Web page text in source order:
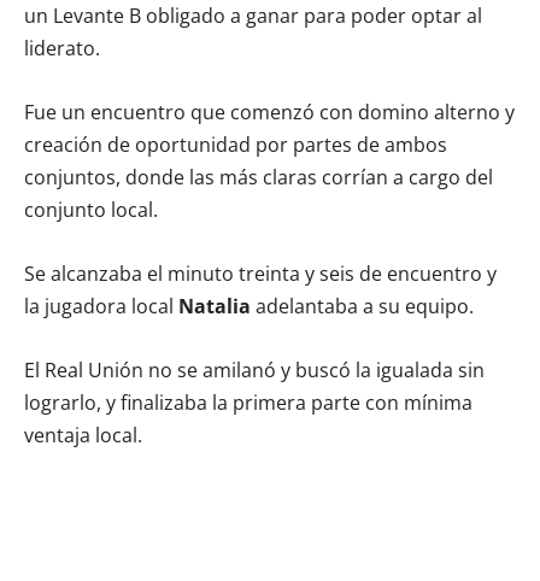
un Levante B obligado a ganar para poder optar al
liderato.
Fue un encuentro que comenzó con domino alterno y
creación de oportunidad por partes de ambos
conjuntos, donde las más claras corrían a cargo del
conjunto local.
Se alcanzaba el minuto treinta y seis de encuentro y
la jugadora local Natalia adelantaba a su equipo.
El Real Unión no se amilanó y buscó la igualada sin
lograrlo, y finalizaba la primera parte con mínima
ventaja local.